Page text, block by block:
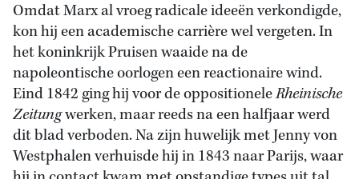
Omdat Marx al vroeg radicale ideeën verkondigde,
kon hij een academische carrière wel vergeten. In
het koninkrijk Pruisen waaide na de
napoleontische oorlogen een reactionaire wind.
Eind 1842 ging hij voor de oppositioneleRheinische
Zeitungwerken, maar reeds na een halfjaar werd
dit blad verboden. Na zijn huwelijk met Jenny von
Westphalen verhuisde hij in 1843 naar Parijs, waar